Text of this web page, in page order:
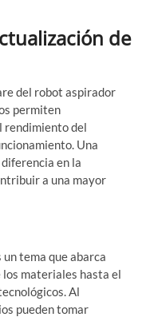
de
del robot aspirador
permiten
rendimiento del
Una
en la
a una mayor
un tema que abarca
materiales hasta el
Al
pueden tomar